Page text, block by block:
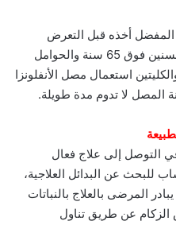
المفضل أخذه قبل التعرض
للإصابة بوقت كاف، ويجب على المسنين فوق 65 سنة والحوامل
استعمال مصل الأنفلونزا
المصل لا تدوم مدة طويلة.
في التوصل إلى علاج فعال
للبحث عن البدائل العلاجية،
المرضى بالعلاج بالنباتات
عن طريق تناول